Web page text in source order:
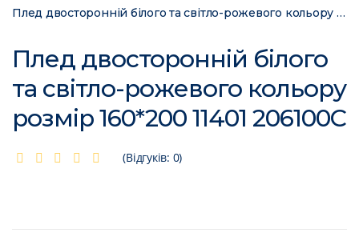
Плед двосторонній білого та світло-рожевого кольору розмір 160*200 11401 206100C
Плед двосторонній білого
та світло-рожевого кольору
розмір 160*200 11401 206100C
(Відгуків: 0)